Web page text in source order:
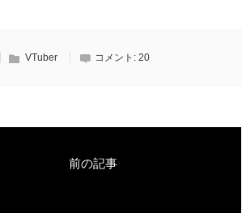
VTuber コメント: 20